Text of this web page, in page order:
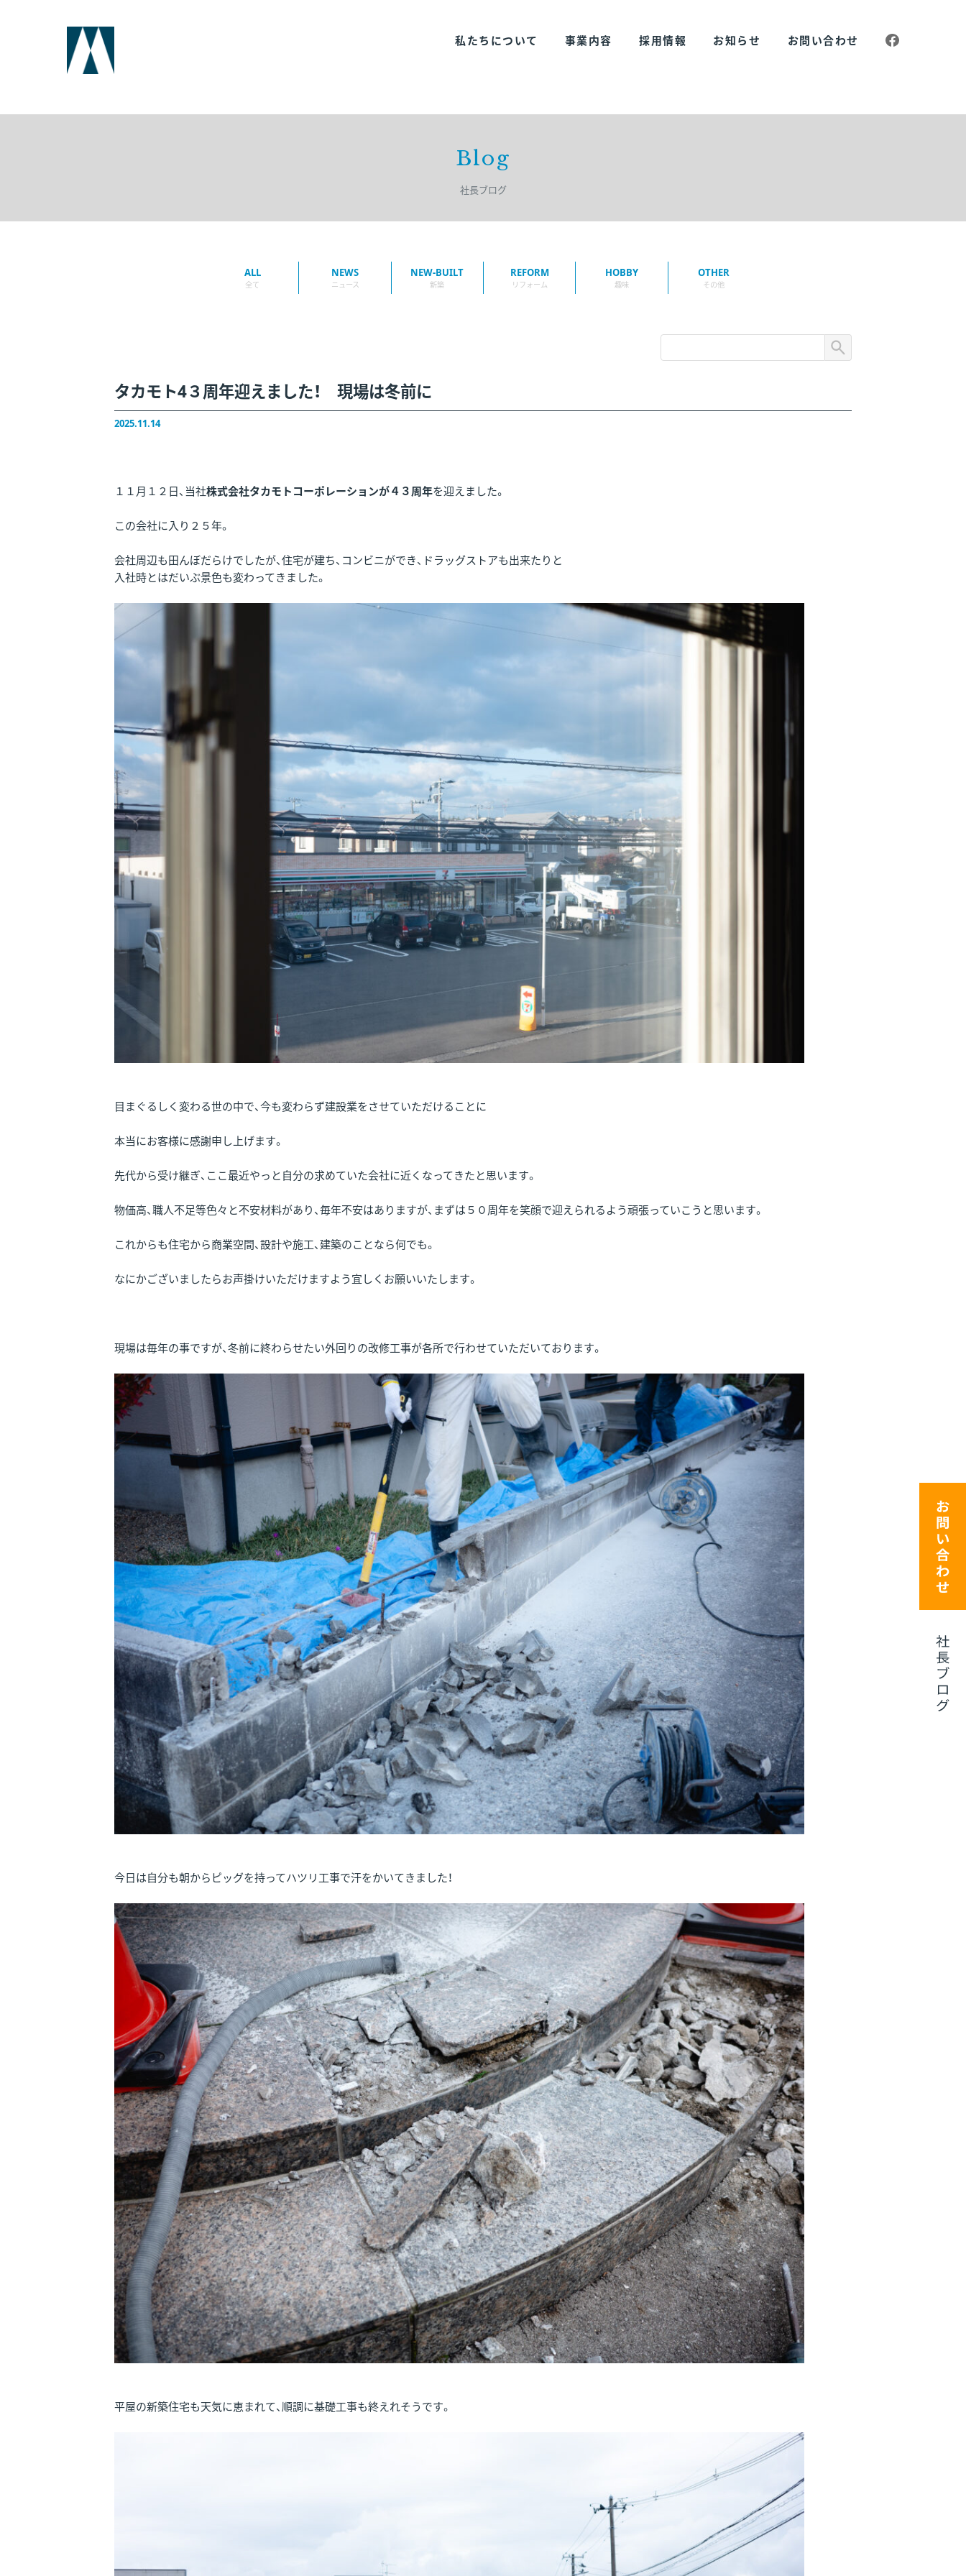
私たちについて 事業内容 採用情報 お知らせ お問い合わせ
Blog
社長ブログ
ALL
全て
NEWS
ニュース
NEW-BUILT
新築
REFORM
リフォーム
HOBBY
趣味
OTHER
その他
タカモト4３周年迎えました！ 現場は冬前に
2025.11.14
１１月１２日、当社株式会社タカモトコーポレーションが４３周年を迎えました。
この会社に入り２５年。
会社周辺も田んぼだらけでしたが、住宅が建ち、コンビニができ、ドラッグストアも出来たりと
入社時とはだいぶ景色も変わってきました。
目まぐるしく変わる世の中で、今も変わらず建設業をさせていただけることに
本当にお客様に感謝申し上げます。
先代から受け継ぎ、ここ最近やっと自分の求めていた会社に近くなってきたと思います。
物価高、職人不足等色々と不安材料があり、毎年不安はありますが、まずは５０周年を笑顔で迎えられるよう頑張っていこうと思います。
これからも住宅から商業空間、設計や施工、建築のことなら何でも。
なにかございましたらお声掛けいただけますよう宜しくお願いいたします。
現場は毎年の事ですが、冬前に終わらせたい外回りの改修工事が各所で行わせていただいております。
今日は自分も朝からピッグを持ってハツリ工事で汗をかいてきました！
平屋の新築住宅も天気に恵まれて、順調に基礎工事も終えれそうです。